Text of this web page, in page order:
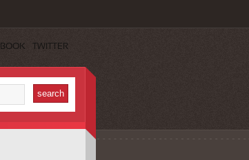
TWITTER